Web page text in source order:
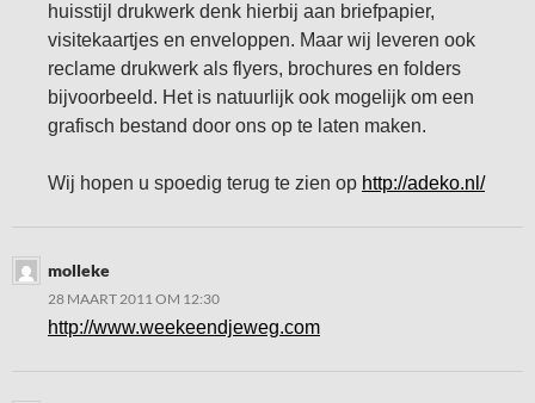
huisstijl drukwerk denk hierbij aan briefpapier,
visitekaartjes en enveloppen. Maar wij leveren ook
reclame drukwerk als flyers, brochures en folders
bijvoorbeeld. Het is natuurlijk ook mogelijk om een
grafisch bestand door ons op te laten maken.
Wij hopen u spoedig terug te zien op http://adeko.nl/
molleke
28 MAART 2011 OM 12:30
http://www.weekeendjeweg.com